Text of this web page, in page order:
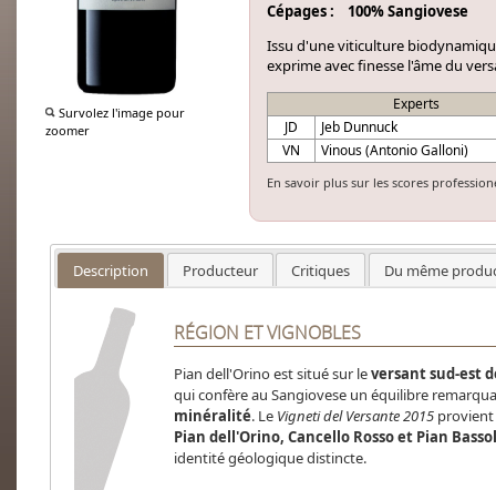
Survolez l'image pour
zoomer
Cépages :
100% Sangiovese
Issu d'une viticulture
exprime avec finesse l'âme du
Experts
JD
Jeb Dunnuck
VN
Vinous (Antonio Galloni)
En savoir plus sur les scores
Description Producteur Critiques Du même
RÉGION ET VIGNOBLES
Pian dell'Orino est situé sur leversant sud-est
qui confère au Sangiovese un équilibre
minéralité. Le Vigneti del Versante 2015provient
Pian dell'Orino, Cancello Rosso et Pian
identité géologique distincte.